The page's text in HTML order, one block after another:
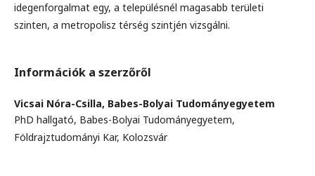
idegenforgalmat egy, a településnél magasabb területi
szinten, a metropolisz térség szintjén vizsgálni.
Információk a szerzőről
Vicsai Nóra-Csilla, Babes-Bolyai Tudományegyetem
PhD hallgató, Babes-Bolyai Tudományegyetem,
Földrajztudományi Kar, Kolozsvár